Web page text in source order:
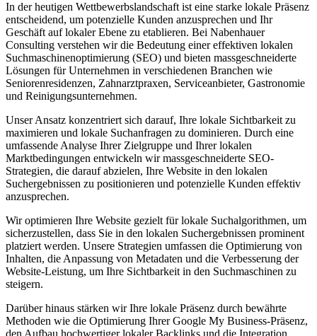
In der heutigen Wettbewerbslandschaft ist eine starke lokale Präsenz
entscheidend, um potenzielle Kunden anzusprechen und Ihr
Geschäft auf lokaler Ebene zu etablieren. Bei Nabenhauer
Consulting verstehen wir die Bedeutung einer effektiven lokalen
Suchmaschinenoptimierung (SEO) und bieten massgeschneiderte
Lösungen für Unternehmen in verschiedenen Branchen wie
Seniorenresidenzen, Zahnarztpraxen, Serviceanbieter, Gastronomie
und Reinigungsunternehmen.
Unser Ansatz konzentriert sich darauf, Ihre lokale Sichtbarkeit zu
maximieren und lokale Suchanfragen zu dominieren. Durch eine
umfassende Analyse Ihrer Zielgruppe und Ihrer lokalen
Marktbedingungen entwickeln wir massgeschneiderte SEO-
Strategien, die darauf abzielen, Ihre Website in den lokalen
Suchergebnissen zu positionieren und potenzielle Kunden effektiv
anzusprechen.
Wir optimieren Ihre Website gezielt für lokale Suchalgorithmen, um
sicherzustellen, dass Sie in den lokalen Suchergebnissen prominent
platziert werden. Unsere Strategien umfassen die Optimierung von
Inhalten, die Anpassung von Metadaten und die Verbesserung der
Website-Leistung, um Ihre Sichtbarkeit in den Suchmaschinen zu
steigern.
Darüber hinaus stärken wir Ihre lokale Präsenz durch bewährte
Methoden wie die Optimierung Ihrer Google My Business-Präsenz,